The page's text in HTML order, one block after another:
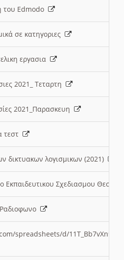
του Edmodo
σε κατηγοριες
εργασια
2021_ Τεταρτη
2021_Παρασκευη
τεστ
δικτυακων λογισμικων (2021)
Εκπαιδευτικου Σχεδιασμου
spreadsheets/d/